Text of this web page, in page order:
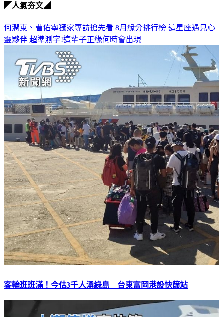
◤人氣夯文◢
何潤東、曹佑寧獨家專訪搶先看 8月緣分排行榜 這星座遇見心
靈夥伴 超準測字!這輩子正緣何時會出現
客輪班班滿！今估3千人湧綠島 台東富岡港設快篩站